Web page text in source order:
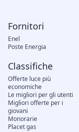
Fornitori
Enel
Poste Energia
Classifiche
Offerte luce più
economiche
Le migliori per gli utenti
Migliori offerte per i
giovani
Monorarie
Placet gas